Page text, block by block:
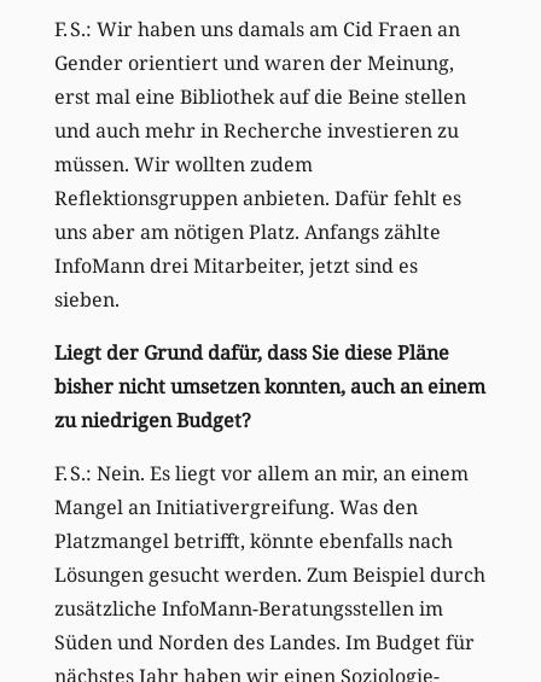
F. S.: Wir haben uns damals am Cid Fraen an
Gender orientiert und waren der Meinung,
erst mal eine Bibliothek auf die Beine stellen
und auch mehr in Recherche investieren zu
müssen. Wir wollten zudem
Reflektionsgruppen anbieten. Dafür fehlt es
uns aber am nötigen Platz. Anfangs zählte
InfoMann drei Mitarbeiter, jetzt sind es
sieben.
Liegt der Grund dafür, dass Sie diese Pläne
bisher nicht umsetzen konnten, auch an einem
zu niedrigen Budget?
F. S.: Nein. Es liegt vor allem an mir, an einem
Mangel an Initiativergreifung. Was den
Platzmangel betrifft, könnte ebenfalls nach
Lösungen gesucht werden. Zum Beispiel durch
zusätzliche InfoMann-Beratungsstellen im
Süden und Norden des Landes. Im Budget für
nächstes Jahr haben wir einen Soziologie-